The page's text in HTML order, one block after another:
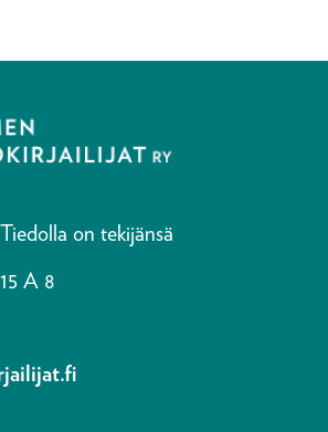
on tekijänsä
A 8